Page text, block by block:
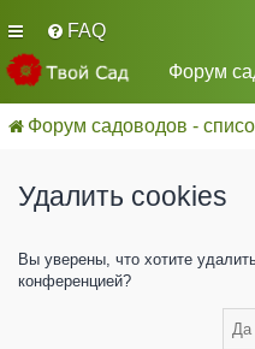
FAQ
Форум
Форум садоводов -
Удалить cookies
Вы уверены, что хотите
конференцией?